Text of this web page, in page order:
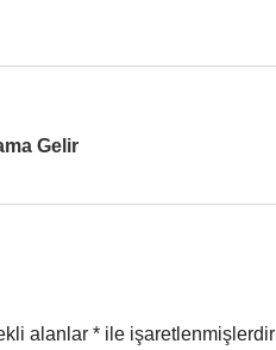
Gelir
alanlar * ile işaretlenmişlerdir